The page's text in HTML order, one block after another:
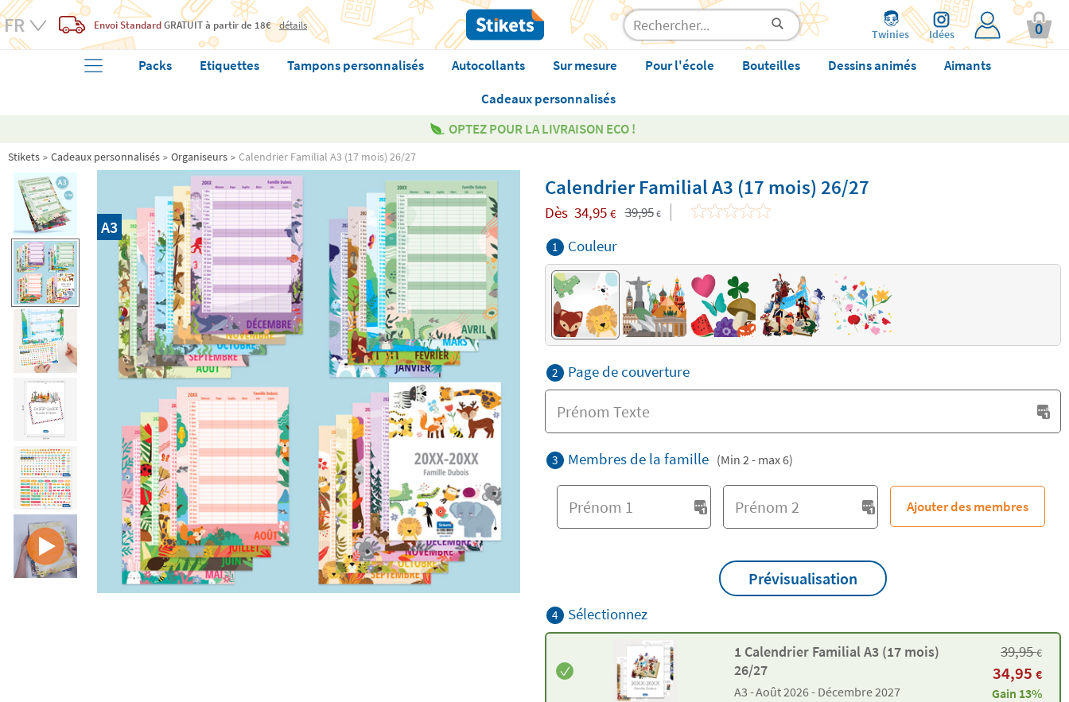
Envoi StandardGRATUITà partir de 18€ détails
Twinies Idées 0
Packs Etiquettes Tampons personnalisés Autocollants Sur mesure Pour l'école Bouteilles Dessins animés
Aimants
Cadeaux personnalisés
OPTEZ POUR LA LIVRAISON ECO !
Stikets Cadeaux personnalisés Organiseurs Calendrier Familial A3 (17 mois) 26/27
A3
Calendrier Familial A3 (17 mois) 26/27
Dès 34,95 € 39,95 €
1 Couleur
2 Page de couverture
3 Membres de la famille (Min 2 - max 6)
Ajouter des membres
Prévisualisation
4 Sélectionnez
1 Calendrier Familial A3 (17 mois)
26/27
A3 -Août 2026 - Décembre 2027
39,95€
34,95 €
Gain 13%